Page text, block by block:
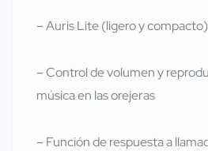
– Auris Lite (ligero y compacto)
– Control de volumen y
música en las orejeras
– Función de respuesta a